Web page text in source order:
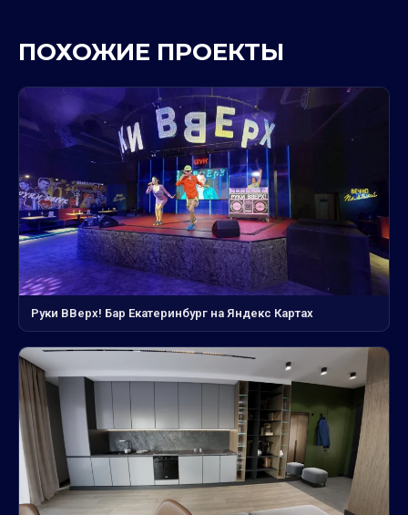
ПОХОЖИЕ ПРОЕКТЫ
Руки ВВерх! Бар Екатеринбург на Яндекс Картах